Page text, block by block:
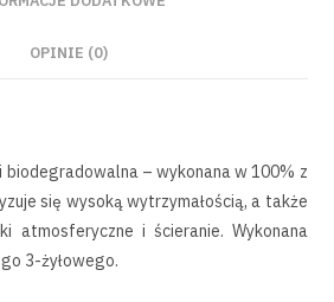
OPINIE (0)
biodegradowalna – wykonana w 100% z
się wysoką wytrzymałością, a także
atmosferyczne i ścieranie. Wykonana
3-żyłowego.